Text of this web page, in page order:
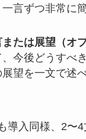
言ずつ非常に
たは展望（オプ
今後どうすべ
望を一文で述
導入同様、2〜4